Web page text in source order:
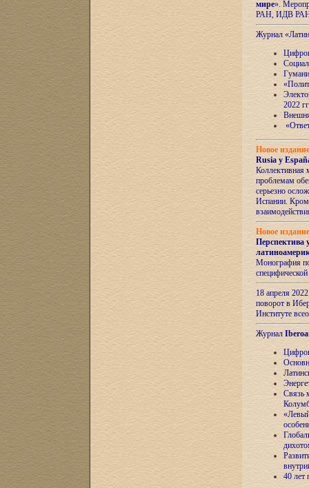
мире».
РАН, ИДВ
Журнал
2022
Новое
Rusia y
Коллективная
проблемам
серьезно
Испании.
Новое
Перспектива
Монография
18 апреля
поворот в
Институте
Журнал
Связь
40 лет